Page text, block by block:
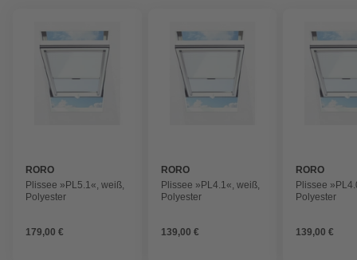
RORO
Plissee »PL5.1«, weiß,
Polyester
179,00 €
RORO
Plissee »PL4.1«, weiß,
Polyester
139,00 €
RORO
Plissee
Polyester
139,00 €